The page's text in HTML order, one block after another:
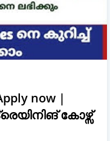
now |
കോഴ്സ്